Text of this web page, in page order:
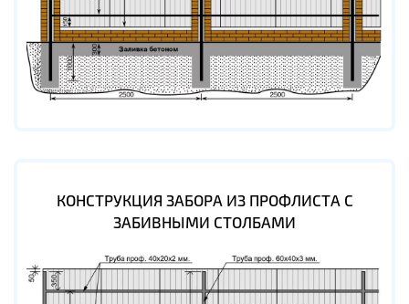
КОНСТРУКЦИЯ ЗАБОРА ИЗ ПРОФЛИСТА С
ЗАБИВНЫМИ СТОЛБАМИ